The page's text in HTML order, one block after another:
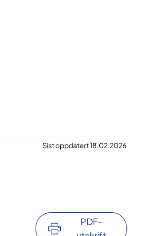
Sist oppdatert 18.02.2026
PDF-